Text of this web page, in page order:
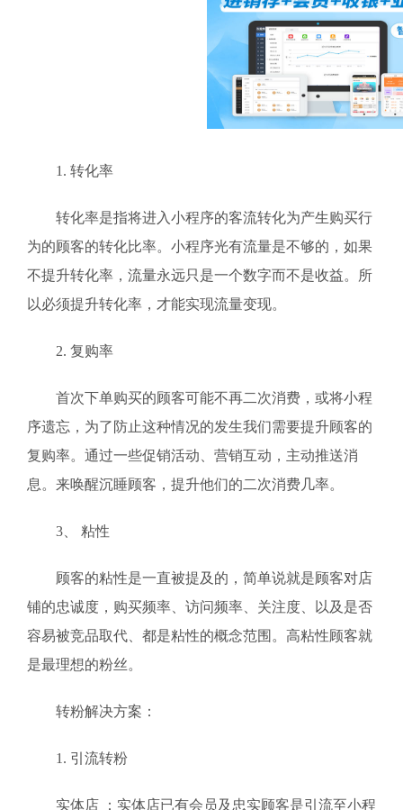
1. 转化率
转化率是指将进入小程序的客流转化为产生购买行
为的顾客的转化比率。小程序光有流量是不够的，如果
不提升转化率，流量永远只是一个数字而不是收益。所
以必须提升转化率，才能实现流量变现。
2. 复购率
首次下单购买的顾客可能不再二次消费，或将小程
序遗忘，为了防止这种情况的发生我们需要提升顾客的
复购率。通过一些促销活动、营销互动，主动推送消
息。来唤醒沉睡顾客，提升他们的二次消费几率。
3、 粘性
顾客的粘性是一直被提及的，简单说就是顾客对店
铺的忠诚度，购买频率、访问频率、关注度、以及是否
容易被竞品取代、都是粘性的概念范围。高粘性顾客就
是最理想的粉丝。
转粉解决方案：
1. 引流转粉
实体店 ：实体店已有会员及忠实顾客是引流至小程